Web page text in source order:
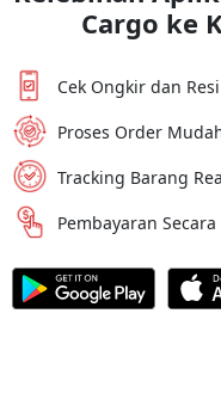
Cargo ke
Cek Ongkir dan
Proses Order
Tracking Barang
Pembayaran